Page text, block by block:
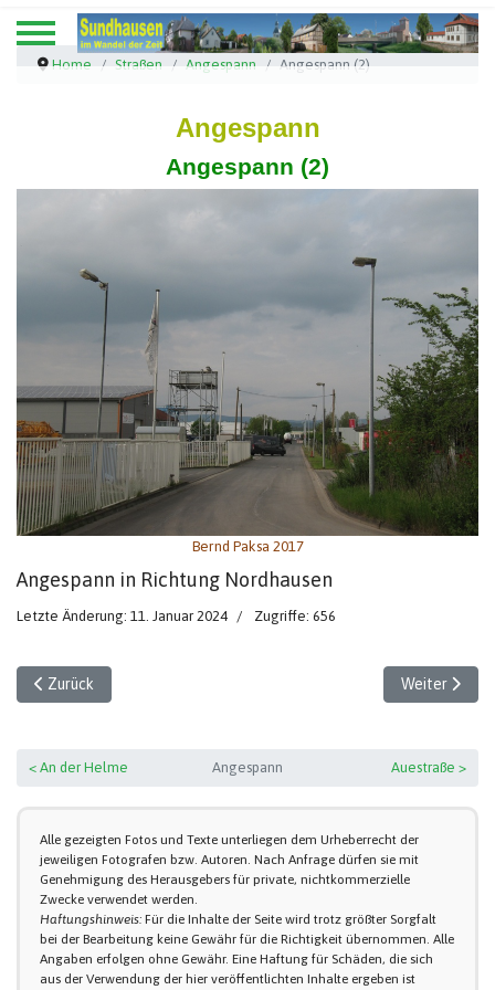
Home Straßen Angespann Angespann (2)
Angespann
Angespann (2)
Bernd Paksa 2017
Angespann in Richtung Nordhausen
Letzte Änderung: 11. Januar 2024 Zugriffe: 656
Vorheriger Beitrag: Angespann (1)
Zurück Nächster
Weiter
< An der Helme Angespann Auestraße >
Alle gezeigten Fotos und Texte unterliegen dem Urheberrecht der
jeweiligen Fotografen bzw. Autoren. Nach Anfrage dürfen sie mit
Genehmigung des Herausgebers für private, nichtkommerzielle
Zwecke verwendet werden.
Haftungshinweis: Für die Inhalte der Seite wird trotz größter Sorgfalt
bei der Bearbeitung keine Gewähr für die Richtigkeit übernommen. Alle
Angaben erfolgen ohne Gewähr. Eine Haftung für Schäden, die sich
aus der Verwendung der hier veröffentlichten Inhalte ergeben ist